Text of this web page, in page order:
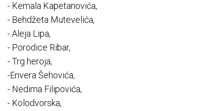
- Kemala Kapetanovića,
- Behdžeta Mutevelića,
- Aleja Lipa,
- Porodice Ribar,
- Trg heroja,
-Envera Šehovića,
- Nedima Filipovića,
- Kolodvorska,